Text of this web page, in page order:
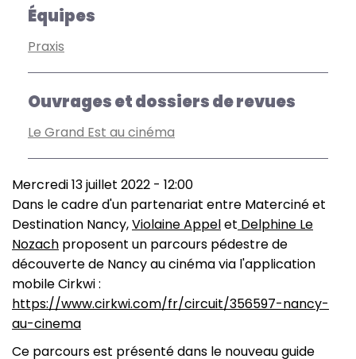
Équipes
Praxis
Ouvrages et dossiers de revues
Le Grand Est au cinéma
Mercredi 13 juillet 2022 - 12:00
Dans le cadre d'un partenariat entre Materciné et
Destination Nancy,Violaine Appelet Delphine Le
Nozach proposent un parcours pédestre de
découverte de Nancy au cinéma via l'application
mobile Cirkwi :
https://www.cirkwi.com/fr/circuit/356597-nancy-
au-cinema
Ce parcours est présenté dans le nouveau guide